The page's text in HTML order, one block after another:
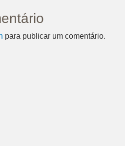
para publicar um comentário.